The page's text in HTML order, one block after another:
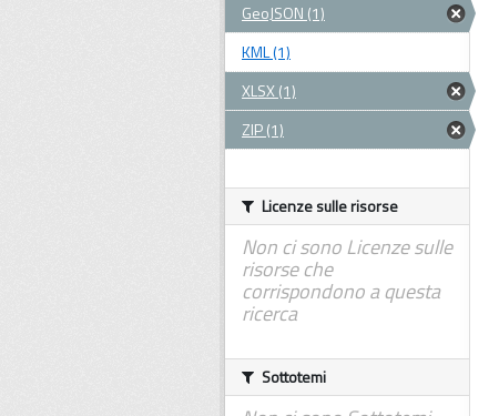
GeoJSON (1)
KML (1)
XLSX (1)
ZIP (1)
Licenze sulle risorse
Non ci sono Licenze sulle
risorse che
corrispondono a questa
ricerca
Sottotemi